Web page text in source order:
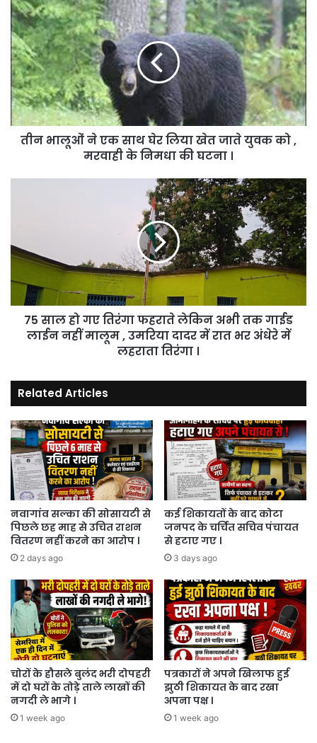
तीन
भालूओं
ने
एक
साथ
घेर
लिया
खेत
जाते
युवक
घटना
।
तीन भालूओं ने एक साथ घेर लिया खेत जाते युवक को ,
मरवाही के निमधा की घटना ।
तिरंगा
फहराते
तक
गाईड
लाईन
उमरिया
दादर
में
रात
भर
अंधेरे
में
लहराता
तिरंगा
।
75 साल हो गए तिरंगा फहराते लेकिन अभी तक गाईड
लाईन नहीं मालूम , उमरिया दादर में रात भर अंधेरे में
लहराता तिरंगा ।
Related Articles
नवागांव सल्का की सोसायटी से
पिछले छह माह से उचित राशन
वितरण नहीं करने का आरोप ।
2 days ago
कई शिकायतों के बाद कोटा
जनपद के चर्चित सचिव पंचायत
से हटाए गए ।
3 days ago
चोरों के हौसले बुलंद भरी दोपहरी
में दो घरों के तोड़े ताले लाखों की
नगदी ले भागे ।
1 week ago
पत्रकारों ने अपने खिलाफ हुई
झुठी शिकायत के बाद रखा
अपना पक्ष ।
1 week ago